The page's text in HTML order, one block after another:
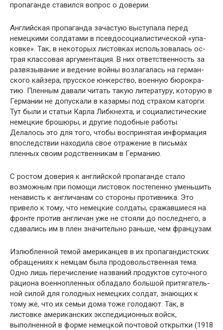
пропаганде ставился вопрос о доверии.
Английская пропаганда зачастую выступала перед
немецкими солдатами в псевдосоциалистической «упа­
ковке». Так, в некоторых листовках использовалась ос­
трая классовая аргументация. В них ответственность за
развязывание и ведение войны возлагалась на герман­
ского кайзера, прусское юнкерство, военную бюрокра­
тию. Пленным давали читать такую литературу, кото­рую в
Германии не допускали в казармы под страхом каторги.
Тут были и статьи Карла Либкнехта, и социа­листические
немецкие брошюры, и другие подобные ра­боты.
Делалось это для того, чтобы воспринятая инфор­мация
впоследствии находила свое отражение в письмах
пленных своим родственникам в Германию.
С ростом доверия к английской пропаганде стало
возможным при помощи листовок постепенно уменьшить
ненависть к англичанам со стороны противника. Это
привело к тому, что немецкие солдаты, сражавшиеся на
фронте против англичан уже не стояли до последнего, а
сдавались им в плен значительно раньше, чем францу­зам.
Излюбленной темой американцев в их пропагандист­ских
обращениях к немцам была продовольственная тема.
Одно лишь перечисление названий продуктов суточного
рациона военнопленных обладало большой притягатель­
ной силой для голодных немецких солдат, знающих к
тому же, что их семьи дома тоже голодают. Так, в
листовке американских экспедиционных войск,
выполненной в форме немецкой почтовой открытки (1918